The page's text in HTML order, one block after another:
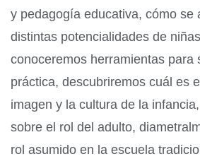
y pedagogía educativa, cómo se
distintas potencialidades de
conoceremos herramientas para
práctica, descubriremos cuál es
imagen y la cultura de la
sobre el rol del adulto,
rol asumido en la escuela